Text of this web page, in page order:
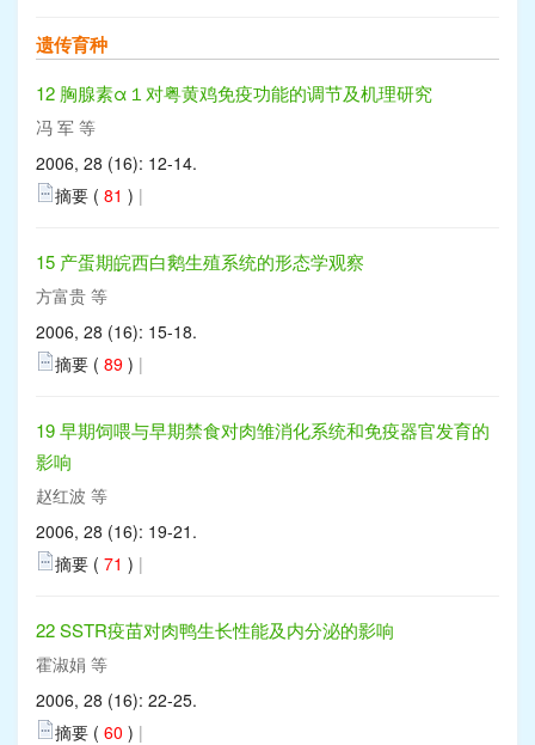
遗传育种
12 胸腺素α１对粤黄鸡免疫功能的调节及机理研究
冯 军 等
2006, 28 (16): 12-14.
摘要 ( 81 ) |
15 产蛋期皖西白鹅生殖系统的形态学观察
方富贵 等
2006, 28 (16): 15-18.
摘要 ( 89 ) |
19 早期饲喂与早期禁食对肉雏消化系统和免疫器官发育的
影响
赵红波 等
2006, 28 (16): 19-21.
摘要 ( 71 ) |
22 SSTR疫苗对肉鸭生长性能及内分泌的影响
霍淑娟 等
2006, 28 (16): 22-25.
摘要 ( 60 ) |